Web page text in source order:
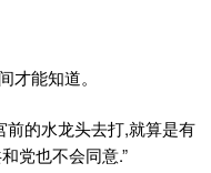
能知道。
前的水龙头去打,就算是有
党也不会同意.”